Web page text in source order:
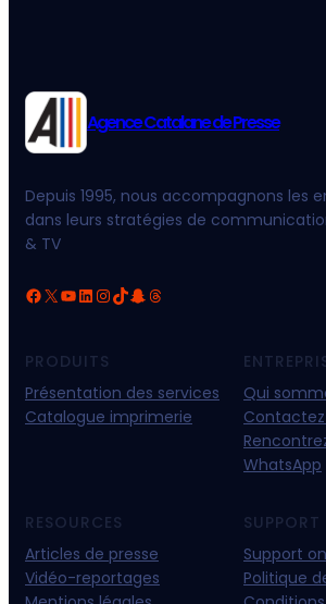
Agence Catalane de Presse
Depuis 1995, nous accompagnons les
dans leurs stratégies de
& TV
Facebook X YouTube LinkedIn InstagramTikTok Snapchat Threads
PRODUITS
Présentation des services
Catalogue imprimerie
Qui
WhatsApp
RESOURCES
Articles de presse
Vidéo-reportages
SUPPORT
Support
Politique